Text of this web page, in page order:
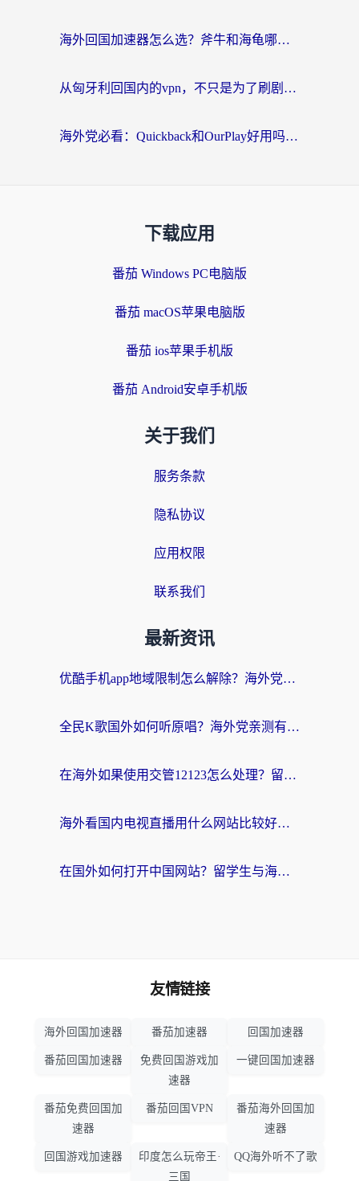
海外回国加速器怎么选？斧牛和海龟哪个好？一篇帮你避开坑的实用指南
从匈牙利回国内的vpn，不只是为了刷剧那么简单
海外党必看：Quickback和OurPlay好用吗？3分钟选对回国加速器，无缝刷剧玩游戏
下载应用
番茄 Windows PC电脑版
番茄 macOS苹果电脑版
番茄 ios苹果手机版
番茄 Android安卓手机版
关于我们
服务条款
隐私协议
应用权限
联系我们
最新资讯
优酷手机app地域限制怎么解除？海外党亲测有效的追剧方案
全民K歌国外如何听原唱？海外党亲测有效的回国加速器选择指南
在海外如果使用交管12123怎么处理？留学生亲测有效的回国加速方案
海外看国内电视直播用什么网站比较好？一篇解决你所有追剧难题的实用指南
在国外如何打开中国网站？留学生与海外华人的无缝访问指南
友情链接
海外回国加速器 番茄加速器 回国加速器
番茄回国加速器
免费回国游戏加
速器
一键回国加速器
番茄免费回国加
速器
番茄回国VPN
番茄海外回国加
速器
回国游戏加速器
印度怎么玩帝王·
三国
QQ海外听不了歌